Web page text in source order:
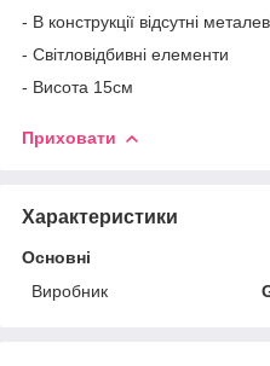
- В конструкції відсутні
- Світловідбивні елементи
- Висота 15см
Приховати
Характеристики
Основні
Виробник